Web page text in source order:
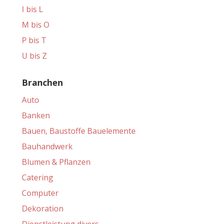
I bis L
M bis O
P bis T
U bis Z
Branchen
Auto
Banken
Bauen, Baustoffe Bauelemente
Bauhandwerk
Blumen & Pflanzen
Catering
Computer
Dekoration